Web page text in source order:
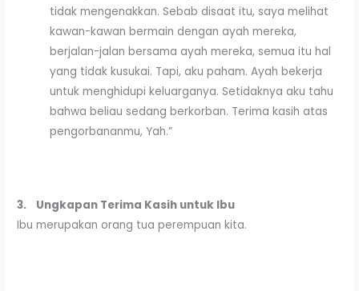
tidak mengenakkan. Sebab disaat itu, saya melihat
kawan-kawan bermain dengan ayah mereka,
berjalan-jalan bersama ayah mereka, semua itu hal
yang tidak kusukai. Tapi, aku paham. Ayah bekerja
untuk menghidupi keluarganya. Setidaknya aku tahu
bahwa beliau sedang berkorban. Terima kasih atas
pengorbananmu, Yah.”
3. Ungkapan Terima Kasih untuk Ibu
Ibu merupakan orang tua perempuan kita.